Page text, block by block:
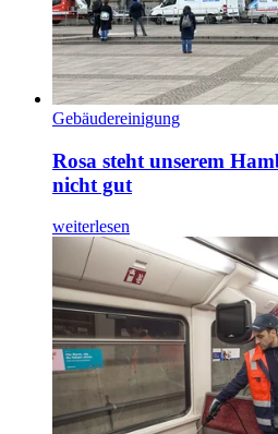
Gebäudereinigung
Rosa steht unserem
nicht gut
weiterlesen